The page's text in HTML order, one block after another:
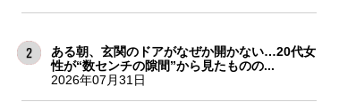
ある朝、玄関のドアがなぜか開かない…20代女
性が“数センチの隙間”から見たものの...
2026年07月31日